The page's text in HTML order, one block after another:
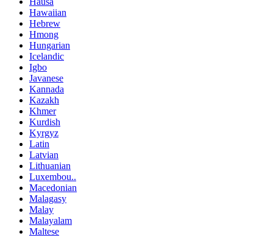
Hawaiian
Hebrew
Hmong
Hungarian
Icelandic
Igbo
Javanese
Kannada
Kazakh
Khmer
Kurdish
Kyrgyz
Latin
Latvian
Lithuanian
Luxembou..
Macedonian
Malagasy
Malay
Malayalam
Maltese